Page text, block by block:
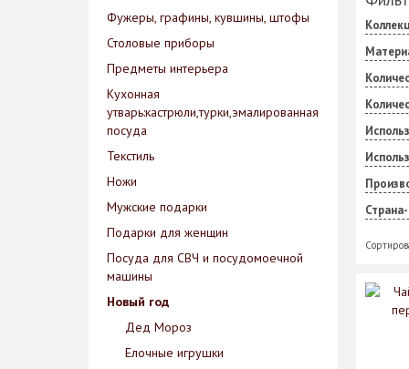
Фужеры, графины, кувшины, штофы
Столовые приборы
Предметы интерьера
Кухонная
утварь:кастрюли,турки,эмалированная
посуда
Текстиль
Ножи
Мужские подарки
Подарки для женщин
Посуда для СВЧ и посудомоечной
машины
Новый год
Дед Мороз
Елочные игрушки